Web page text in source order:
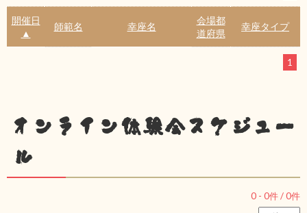
開催日
▲
師範名 幸座名
会場都
道府県
幸座タイプ
1
オンライン体験会スケジュー
ル
0 - 0件 /0件